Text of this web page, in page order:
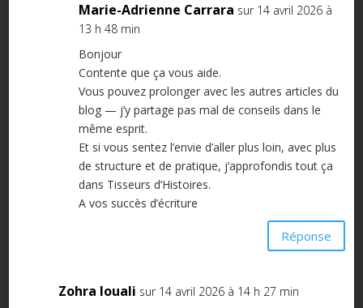
Marie-Adrienne Carrara sur 14 avril 2026 à
13 h 48 min
Bonjour
Contente que ça vous aide.
Vous pouvez prolonger avec les autres articles du
blog — j’y partage pas mal de conseils dans le
même esprit.
Et si vous sentez l’envie d’aller plus loin, avec plus
de structure et de pratique, j’approfondis tout ça
dans Tisseurs d’Histoires.
A vos succès d’écriture
Réponse
Zohra louali sur 14 avril 2026 à 14 h 27 min